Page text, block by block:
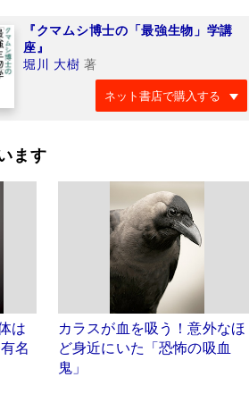
『クマムシ博士の「最強生物」学講
座』
堀川 大樹 著
ネット書店で購入する
ます
は
名
カラスが血を吸う！意外なほ
ど身近にいた「恐怖の吸血
鬼」